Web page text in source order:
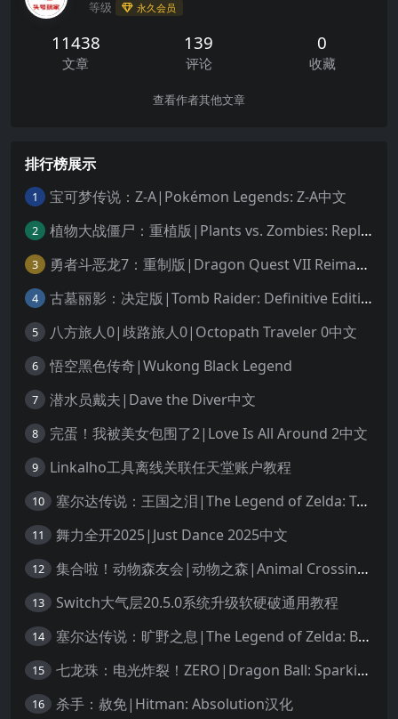
等级 永久会员
11438
文章
139
评论
0
收藏
查看作者其他文章
排行榜展示
1 宝可梦传说：Z-A|Pokémon Legends: Z-A中文
2 植物大战僵尸：重植版|Plants vs. Zombies: Replanted中文
3 勇者斗恶龙7：重制版|Dragon Quest VII Reimagined中文
4 古墓丽影：决定版|Tomb Raider: Definitive Edition中文
5 八方旅人0|歧路旅人0|Octopath Traveler 0中文
6 悟空黑色传奇|Wukong Black Legend
7 潜水员戴夫|Dave the Diver中文
8 完蛋！我被美女包围了2|Love Is All Around 2中文
9 Linkalho工具离线关联任天堂账户教程
10 塞尔达传说：王国之泪|The Legend of Zelda: Tears of the Kingdom中文
11 舞力全开2025|Just Dance 2025中文
12 集合啦！动物森友会|动物之森|Animal Crossing: New Horizons中文
13 Switch大气层20.5.0系统升级软硬破通用教程
14 塞尔达传说：旷野之息|The Legend of Zelda: Breath of the Wild中文
15 七龙珠：电光炸裂！ZERO|Dragon Ball: Sparking! Zero中文
16 杀手：赦免|Hitman: Absolution汉化